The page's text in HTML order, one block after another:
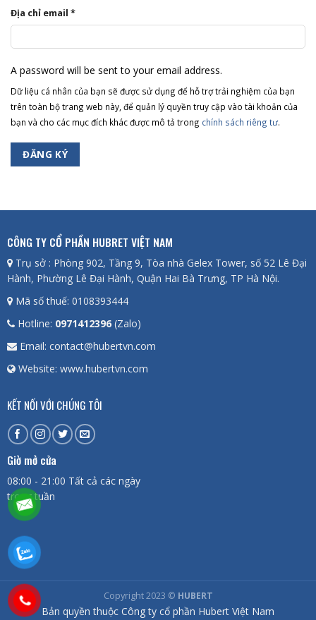
Địa chỉ email *
A password will be sent to your email address.
Dữ liệu cá nhân của bạn sẽ được sử dụng để hỗ trợ trải nghiệm của bạn
trên toàn bộ trang web này, để quản lý quyền truy cập vào tài khoản của
bạn và cho các mục đích khác được mô tả trong chính sách riêng tư.
ĐĂNG KÝ
CÔNG TY CỔ PHẦN HUBRET VIỆT NAM
Trụ sở : Phòng 902, Tầng 9, Tòa nhà Gelex Tower, số 52 Lê Đại
Hành, Phường Lê Đại Hành, Quận Hai Bà Trưng, TP Hà Nội.
Mã số thuế: 0108393444
Hotline: 0971412396 (Zalo)
Email: contact@hubertvn.com
Website: www.hubertvn.com
KẾT NỐI VỚI CHÚNG TÔI
Giờ mở cửa
08:00 - 21:00 Tất cả các ngày
trong tuần
Copyright 2023 © HUBERT
Bản quyền thuộc Công ty cổ phần Hubert Việt Nam